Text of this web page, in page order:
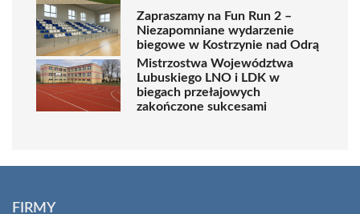
Zapraszamy na Fun Run 2 –
Niezapomniane wydarzenie
biegowe w Kostrzynie nad Odrą
Mistrzostwa Województwa
Lubuskiego LNO i LDK w
biegach przełajowych
zakończone sukcesami
FIRMY